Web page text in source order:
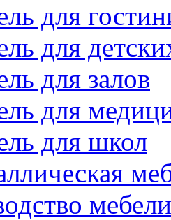
для
для
для залов
для
для школ
мебели